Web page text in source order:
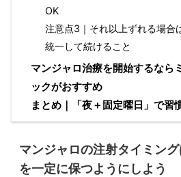
OK
注意点3｜それ以上ずれる場合
統一して続けること
マンジャロ治療を開始するなら
ックがおすすめ
まとめ｜「夜＋固定曜日」で習
マンジャロの注射タイミン
を一定に保つようにしよう